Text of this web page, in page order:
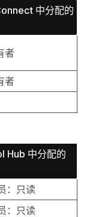
中分配的
者
者
Hub 中分配的
：只读
：只读